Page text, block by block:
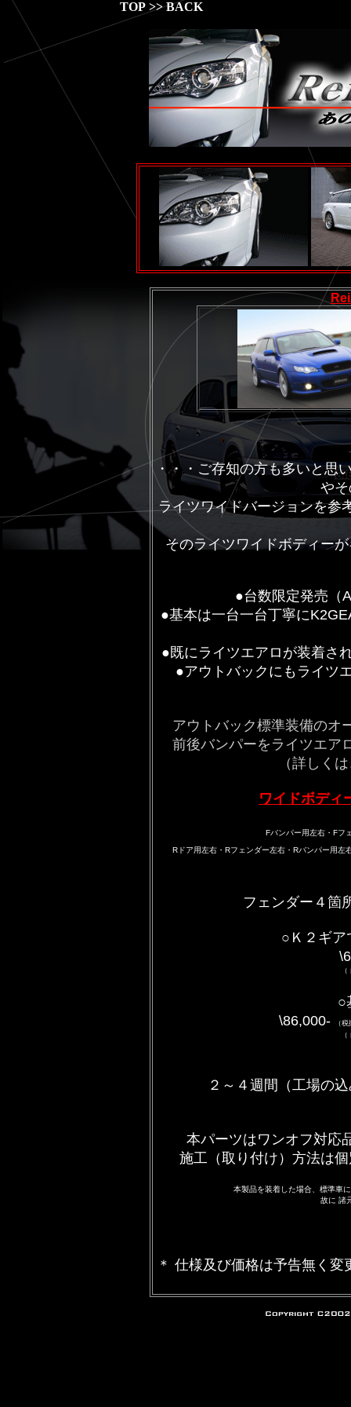
TOP >>BACK
・・・ご存知の方も多いと思
や
ライツワイドバージョンを参
そのライツワイドボディー
●台数限定発売（
●基本は一台一台丁寧に
●既にライツエアロが装着さ
●アウトバックにもライツ
アウトバック標準装備のオ
前後バンパーをライツエア
（詳しく
ワイドボデ
Fバンパー用左右・Fフ
Rドア用左右・Rフェンダー左右・Rバンパー用左
フェンダー４箇
○Ｋ２ギア
○
\86,000-
（
２～４週間（工場の
本パーツはワンオフ対応
施工（取り付け）方法は
本製品を装着した場合、標準車
故に 諸
＊ 仕様及び価格は予告無く